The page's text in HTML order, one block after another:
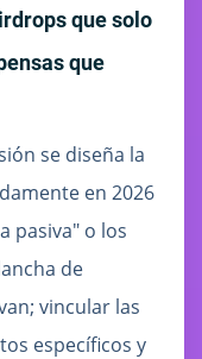
que solo
que
se diseña la
en 2026
pasiva" o los
de
vincular las
específicos y